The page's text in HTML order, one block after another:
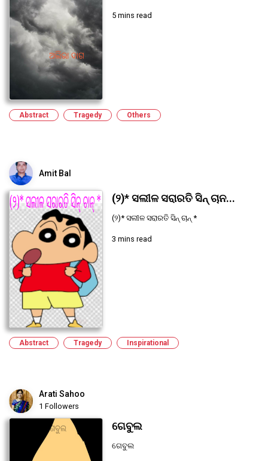
5 mins read
Abstract Tragedy Others
Amit Bal
(୨)* ସଲୀଳ ସରାରତି ସିନ୍ ଚାନ...
(୨)* ସଲୀଳ ସରାରତି ସିନ୍ ଚାନ୍ *
3 mins read
Abstract Tragedy Inspirational
Arati Sahoo
1 Followers
ଗେବୁଲ
ଗେବୁଲ